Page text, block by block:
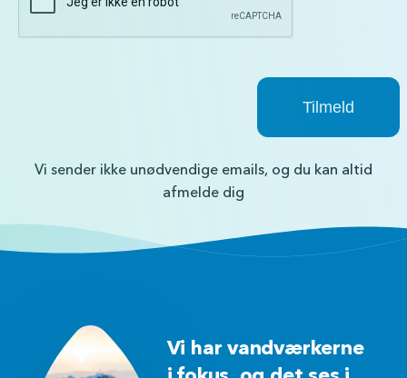
Vi sender ikke unødvendige emails, og du kan altid
afmelde dig
Vi har vandværkerne